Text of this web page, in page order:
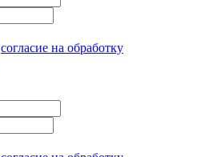
согласие на обработку